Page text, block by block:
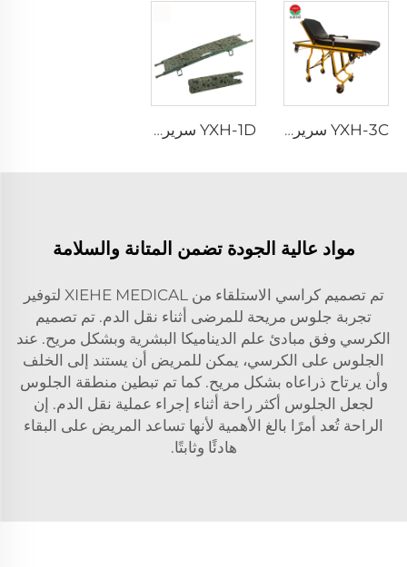
YXH-3C سرير إسعافي قابل للطي مستخدم في سيارات الإسعاف YXH-1D سرير مستشفى قابل للطي خفيف الوزن للاستخدام في الإنقاذ
مواد عالية الجودة تضمن المتانة والسلامة
تم تصميم كراسي الاستلقاء من XIEHE MEDICAL لتوفير
تجربة جلوس مريحة للمرضى أثناء نقل الدم. تم تصميم
الكرسي وفق مبادئ علم الديناميكا البشرية وبشكل مريح. عند
الجلوس على الكرسي، يمكن للمريض أن يستند إلى الخلف
وأن يرتاح ذراعاه بشكل مريح. كما تم تبطين منطقة الجلوس
لجعل الجلوس أكثر راحة أثناء إجراء عملية نقل الدم. إن
الراحة تُعد أمرًا بالغ الأهمية لأنها تساعد المريض على البقاء
هادئًا وثابتًا.